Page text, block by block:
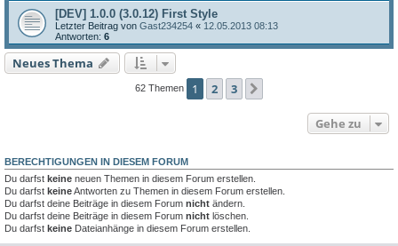
[DEV] 1.0.0 (3.0.12) First Style
Letzter Beitrag von Gast234254 « 12.05.2013 08:13
Antworten: 6
Neues Thema
62 Themen 1 2 3
Gehe zu
BERECHTIGUNGEN IN DIESEM FORUM
Du darfst keine neuen Themen in diesem Forum erstellen.
Du darfst keineAntworten zu Themen in diesem Forum erstellen.
Du darfst deine Beiträge in diesem Forum nicht ändern.
Du darfst deine Beiträge in diesem Forum nicht löschen.
Du darfst keine Dateianhänge in diesem Forum erstellen.